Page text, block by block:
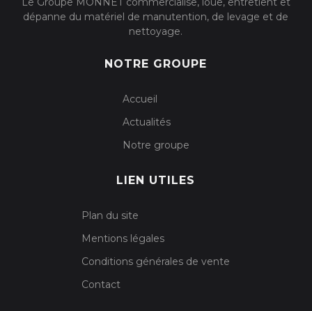
dépanne du matériel de manutention, de levage et de
nettoyage.
NOTRE GROUPE
Accueil
Actualités
Notre groupe
LIEN UTILES
Plan du site
Mentions légales
Conditions générales de vente
Contact